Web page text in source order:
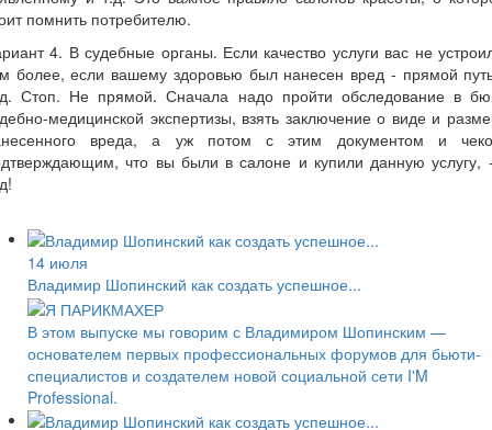
помнить потребителю.
4. В судебные органы. Если качество услуги вас не
более, если вашему здоровью был нанесен вред - прямой
Стоп. Не прямой. Сначала надо пройти обследование в
медицинской экспертизы, взять заключение о виде и
вреда, а уж потом с этим документом и
что вы были в салоне и купили данную услугу,
14 июля
Владимир Шопинский как создать успешное...
В этом выпуске мы говорим с Владимиром Шопинским —
основателем первых профессиональных форумов для бьюти-
специалистов и создателем новой социальной сети I'M
Professional.